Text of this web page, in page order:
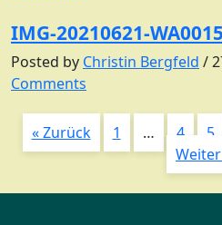
IMG-20210621-
Posted by Christin Bergfeld /
Comments
« Zurück 1 … 4 5